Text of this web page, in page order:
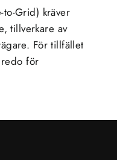
to-Grid) kräver
tillverkare av
För tillfället
för